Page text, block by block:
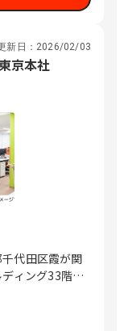
新日： 2026/02/03
京本社
千代田区霞が関
ィング33階 /